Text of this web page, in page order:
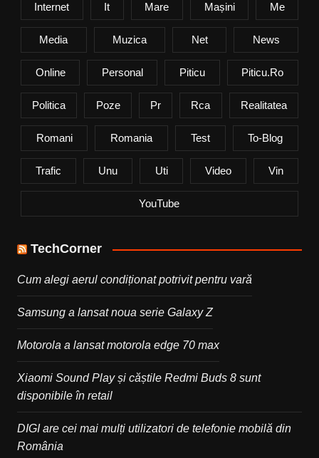
Internet It Mare Mașini Me
Media Muzica Net News
Online Personal Piticu Piticu.ro
Politica Poze Pr Rca Realitatea
Romani Romania Test To-Blog
Trafic Unu Uti Video Vin
YouTube
TechCorner
Cum alegi aerul condiționat potrivit pentru vară
Samsung a lansat noua serie Galaxy Z
Motorola a lansat motorola edge 70 max
Xiaomi Sound Play și căștile Redmi Buds 8 sunt
disponibile în retail
DIGI are cei mai mulți utilizatori de telefonie mobilă din
România